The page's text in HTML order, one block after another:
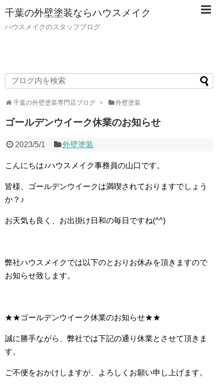
千葉の外壁塗装ならハウスメイク
ハウスメイクのスタッフブログ
千葉の外壁塗装専門店ブログ 外壁塗装
ゴールデンウイーク休業のお知らせ
2023/5/1 外壁塗装
こんにちは♪ハウスメイク事務員の山口です。
皆様、ゴールデンウイークは満喫されておりますでしょう
か？♪
お天気も良く、お出掛け日和の毎日ですね(^^)
弊社ハウスメイクでは以下のとおりお休みを頂きますので
お知らせ致します。
★★ゴールデンウイーク休業のお知らせ★★
誠に勝手ながら、弊社では下記の通り休業とさせて頂きま
す。
ご不便をおかけしますが、よろしくお願い申し上げます。